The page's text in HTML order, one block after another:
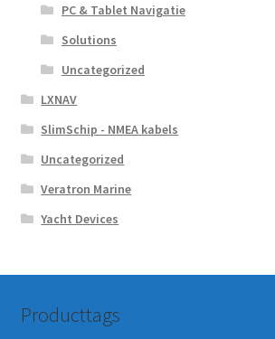
PC & Tablet Navigatie
Solutions
Uncategorized
LXNAV
SlimSchip - NMEA kabels
Uncategorized
Veratron Marine
Yacht Devices
Producttags